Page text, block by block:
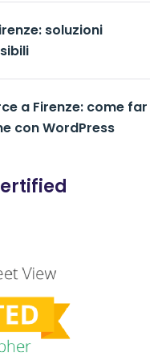
soluzioni
a Firenze: come far
con WordPress